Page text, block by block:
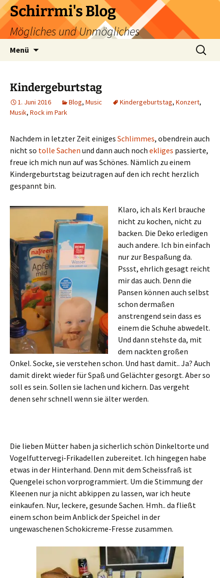
Zum
Inhalt
springen
Schirrmi's Blog
Mögliches und Unmögliches
Menü
Suchen
nach:
Kindergeburtstag
1. Juni 2016 Blog, Music Kindergeburtstag, Konzert,
Musik, Rock im Park
Nachdem in letzter Zeit einiges Schlimmes, obendrein auch
nicht so tolle Sachen und dann auch noch ekliges passierte,
freue ich mich nun auf was Schönes. Nämlich zu einem
Kindergeburtstag beizutragen auf den ich recht herzlich
gespannt bin.
Klaro, ich als Kerl brauche
nicht zu kochen, nicht zu
backen. Die Deko erledigen
auch andere. Ich bin einfach
nur zur Bespaßung da.
Pssst, ehrlich gesagt reicht
mir das auch. Denn die
Pansen können auch selbst
schon dermaßen
anstrengend sein dass es
einem die Schuhe abwedelt.
Und dann stehste da, mit
dem nackten großen
Onkel. Socke, sie verstehen schon. Und hast damit.. Ja? Auch
damit direkt wieder für Spaß und Gelächter gesorgt. Aber so
soll es sein. Sollen sie lachen und kichern. Das vergeht
denen sehr schnell wenn sie älter werden.
Die lieben Mütter haben ja sicherlich schön Dinkeltorte und
Vogelfuttervegi-Frikadellen zubereitet. Ich hingegen habe
etwas in der Hinterhand. Denn mit dem Scheissfraß ist
Quengelei schon vorprogrammiert. Um die Stimmung der
Kleenen nur ja nicht abkippen zu lassen, war ich heute
einkaufen. Nur, leckere, gesunde Sachen. Hmh.. da fließt
einem schon beim Anblick der Speichel in der
ungewaschenen Schokicreme-Fresse zusammen.